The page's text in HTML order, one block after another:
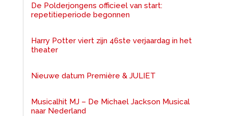
De Polderjongens officieel van start:
repetitieperiode begonnen
Harry Potter viert zijn 46ste verjaardag in het
theater
Nieuwe datum Première & JULIET
Musicalhit MJ – De Michael Jackson Musical
naar Nederland